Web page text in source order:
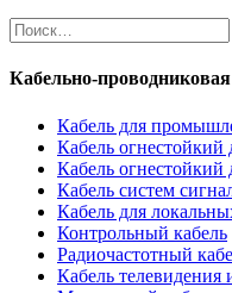
Найти:
Кабельно-
Кабель для
Кабель
Кабель огнестойкий
Кабель систем
Кабель для
Контрольный кабель
Радиочастотный
Кабель телевидения